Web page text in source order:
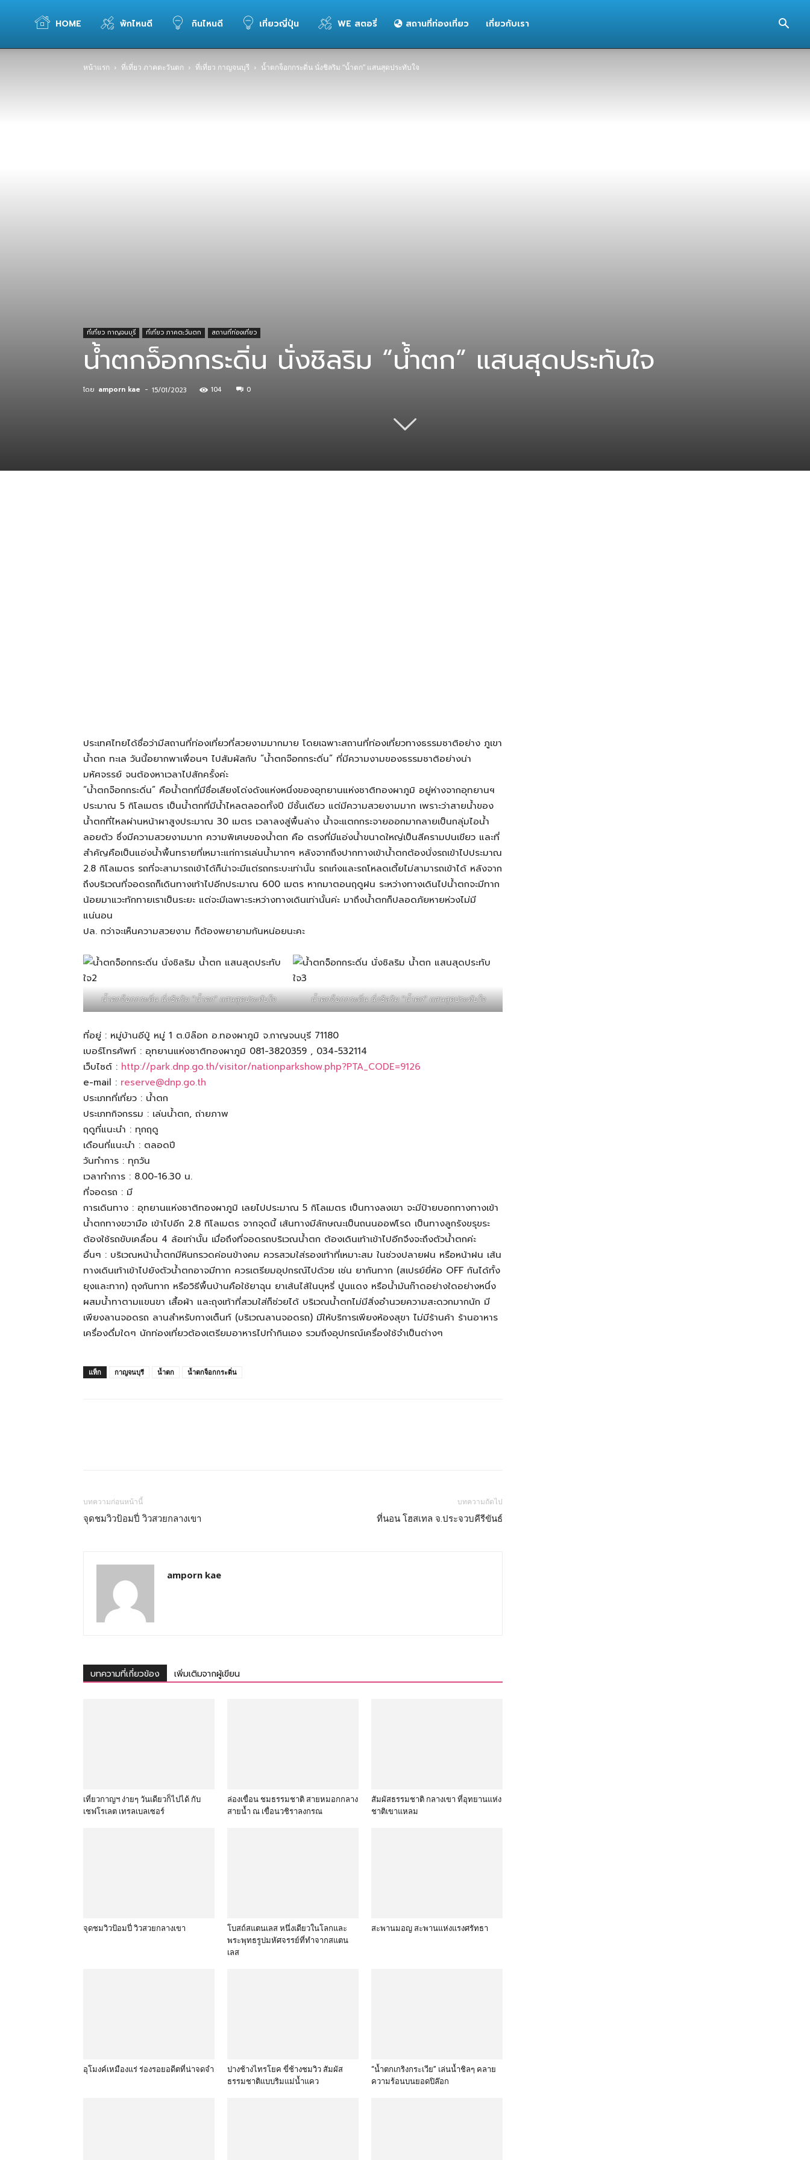
WELOVETOGO
HOME พักไหนดี กินไหนดี เที่ยวญี่ปุ่น WE สตอรี่ สถานที่ท่องเที่ยว เกี่ยวกับเรา
หน้าแรก ที่เที่ยว ภาคตะวันตก ที่เที่ยว กาญจนบุรี น้ำตกจ็อกกระดิ่น นั่งชิลริม “น้ำตก” แสนสุดประทับใจ
ที่เที่ยว กาญจนบุรี ที่เที่ยว ภาคตะวันตก สถานที่ท่องเที่ยว
น้ำตกจ็อกกระดิ่น นั่งชิลริม “น้ำตก” แสนสุดประทับใจ
โดย amporn kae - 15/01/2023 104 0
ประเทศไทยได้ชื่อว่ามีสถานที่ท่องเที่ยวที่สวยงามมากมาย โดยเฉพาะสถานที่ท่องเที่ยวทางธรรมชาติอย่าง ภูเขา
น้ำตก ทะเล วันนี้อยากพาเพื่อนๆ ไปสัมผัสกับ “น้ำตกจ๊อกกระดิ่น” ที่มีความงามของธรรมชาติอย่างน่า
มหัศจรรย์ จนต้องหาเวลาไปสักครั้งค่ะ
“น้ำตกจ๊อกกระดิ่น” คือน้ำตกที่มีชื่อเสียงโด่งดังแห่งหนึ่งของอุทยานแห่งชาติทองผาภูมิ อยู่ห่างจากอุทยานฯ
ประมาณ 5 กิโลเมตร เป็นน้ำตกที่มีน้ำไหลตลอดทั้งปี มีชั้นเดียว แต่มีความสวยงามมาก เพราะว่าสายน้ำของ
น้ำตกที่ไหลผ่านหน้าผาสูงประมาณ 30 เมตร เวลาลงสู่พื้นล่าง น้ำจะแตกกระจายออกมากลายเป็นกลุ่มไอน้ำ
ลอยตัว ซึ่งมีความสวยงามมาก ความพิเศษของน้ำตก คือ ตรงที่มีแอ่งน้ำขนาดใหญ่เป็นสีครามปนเขียว และที่
สำคัญคือเป็นแอ่งน้ำพื้นทรายที่เหมาะแก่การเล่นน้ำมากๆ หลังจากถึงปากทางเข้าน้ำตกต้องนั่งรถเข้าไปประมาณ
2.8 กิโลเมตร รถที่จะสามารถเข้าได้ก็น่าจะมีแต่รถกระบะเท่านั้น รถเก๋งและรถโหลดเตี้ยไม่สามารถเข้าได้ หลังจาก
ถึงบริเวณที่จอดรถก็เดินทางเท้าไปอีกประมาณ 600 เมตร หากมาตอนฤดูฝน ระหว่างทางเดินไปน้ำตกจะมีทาก
น้อยมาแวะทักทายเราเป็นระยะ แต่จะมีเฉพาะระหว่างทางเดินเท่านั้นค่ะ มาถึงน้ำตกก็ปลอดภัยหายห่วงไม่มี
แน่นอน
ปล. กว่าจะเห็นความสวยงาม ก็ต้องพยายามกันหน่อยนะคะ
น้ำตกจ็อกกระดิ่น นั่งชิลริม “น้ำตก” แสนสุดประทับใจ น้ำตกจ็อกกระดิ่น นั่งชิลริม “น้ำตก” แสนสุดประทับใจ
ที่อยู่ : หมู่บ้านอีปู่ หมู่ 1 ต.บิล๊อก อ.ทองผาภูมิ จ.กาญจนบุรี 71180
เบอร์โทรศัพท์ : อุทยานแห่งชาติทองผาภูมิ 081-3820359 , 034-532114
เว็บไซต์ : http://park.dnp.go.th/visitor/nationparkshow.php?PTA_CODE=9126
e-mail : reserve@dnp.go.th
ประเภทที่เที่ยว : น้ำตก
ประเภทกิจกรรม : เล่นน้ำตก, ถ่ายภาพ
ฤดูที่แนะนำ : ทุกฤดู
เดือนที่แนะนำ : ตลอดปี
วันทำการ : ทุกวัน
เวลาทำการ : 8.00-16.30 น.
ที่จอดรถ : มี
การเดินทาง : อุทยานแห่งชาติทองผาภูมิ เลยไปประมาณ 5 กิโลเมตร เป็นทางลงเขา จะมีป้ายบอกทางทางเข้า
น้ำตกทางขวามือ เข้าไปอีก 2.8 กิโลเมตร จากจุดนี้ เส้นทางมีลักษณะเป็นถนนออฟโรด เป็นทางลูกรังขรุขระ
ต้องใช้รถขับเคลื่อน 4 ล้อเท่านั้น เมื่อถึงที่จอดรถบริเวณน้ำตก ต้องเดินเท้าเข้าไปอีกจึงจะถึงตัวน้ำตกค่ะ
อื่นๆ : บริเวณหน้าน้ำตกมีหินกรวดค่อนข้างคม ควรสวมใส่รองเท้าที่เหมาะสม ในช่วงปลายฝน หรือหน้าฝน เส้น
ทางเดินเท้าเข้าไปยังตัวน้ำตกอาจมีทาก ควรเตรียมอุปกรณ์ไปด้วย เช่น ยากันทาก (สเปรย์ยี่ห้อ OFF กันได้ทั้ง
ยุงและทาก) ถุงกันทาก หรือวิธีพื้นบ้านคือใช้ยาฉุน ยาเส้นไส้ในบุหรี่ ปูนแดง หรือน้ำมันก๊าดอย่างใดอย่างหนึ่ง
ผสมน้ำทาตามแขนขา เสื้อผ้า และถุงเท้าที่สวมใส่ก็ช่วยได้ บริเวณน้ำตกไม่มีสิ่งอำนวยความสะดวกมากนัก มี
เพียงลานจอดรถ ลานสำหรับกางเต็นท์ (บริเวณลานจอดรถ) มีให้บริการเพียงห้องสุขา ไม่มีร้านค้า ร้านอาหาร
เครื่องดื่มใดๆ นักท่องเที่ยวต้องเตรียมอาหารไปทำกินเอง รวมถึงอุปกรณ์เครื่องใช้จำเป็นต่างๆ
แท็ก กาญจนบุรี น้ำตก น้ำตกจ็อกกระดิ่น
บทความก่อนหน้านี้
จุดชมวิวป้อมปี่ วิวสวยกลางเขา
บทความถัดไป
ที่นอน โฮสเทล จ.ประจวบคีรีขันธ์
amporn kae
บทความที่เกี่ยวข้อง เพิ่มเติมจากผู้เขียน
เที่ยวกาญฯ ง่ายๆ วันเดียวก็ไปได้ กับ
เชฟโรเลต เทรลเบลเซอร์
ล่องเขื่อน ชมธรรมชาติ สายหมอกกลาง
สายน้ำ ณ เขื่อนวชิราลงกรณ
สัมผัสธรรมชาติ กลางเขา ที่อุทยานแห่ง
ชาติเขาแหลม
จุดชมวิวป้อมปี่ วิวสวยกลางเขา
โบสถ์สแตนเลส หนึ่งเดียวในโลกและ
พระพุทธรูปมหัศจรรย์ที่ทำจากสแตน
เลส
สะพานมอญ สะพานแห่งแรงศรัทธา
อุโมงค์เหมืองแร่ ร่องรอยอดีตที่น่าจดจำ
ปางช้างไทรโยค ขี่ช้างชมวิว สัมผัส
ธรรมชาติแบบริมแม่น้ำแคว
“น้ำตกเกริงกระเวีย” เล่นน้ำชิลๆ คลาย
ความร้อนบนยอดปิล๊อก